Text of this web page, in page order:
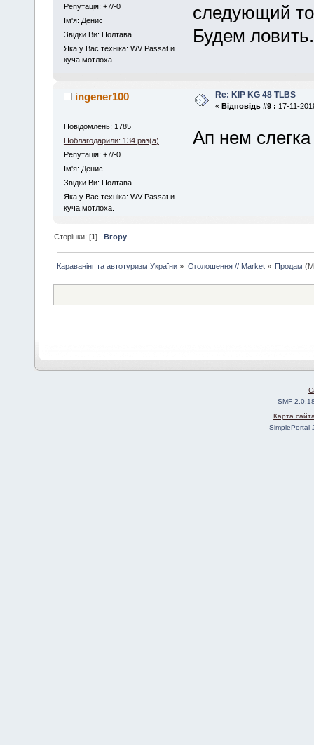
Репутація: +7/-0
Iм'я: Денис
Звідки Ви: Полтава
Яка у Вас техніка: WV Passat и
куча мотлоха.
следующий
Будем
ingener100
Повідомлень: 1785
Поблагодарили: 134 раз(а)
Репутація: +7/-0
Iм'я: Денис
Звідки Ви: Полтава
Яка у Вас техніка: WV Passat и
куча мотлоха.
Re: KIP KG 48 TLBS
« Відповідь #9 : 17-11-
Ап нем слегка
Сторінки: [1]Вгору
Караванінг та автотуризм України » Оголошення // Market» Продам
SMF
Карта
SimplePortal